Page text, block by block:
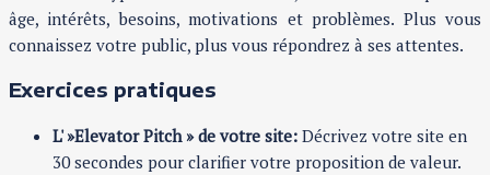
âge, intérêts, besoins, motivations et problèmes. Plus vous
connaissez votre public, plus vous répondrez à ses attentes.
Exercices pratiques
L' »Elevator Pitch » de votre site: Décrivez votre site en
30 secondes pour clarifier votre proposition de valeur.